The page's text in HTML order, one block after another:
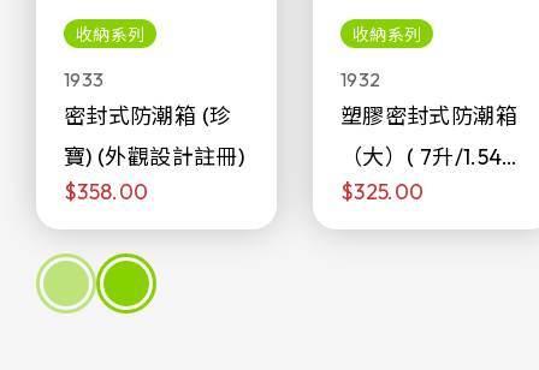
收納系列
1933
密封式防潮箱 (珍
寶) (外觀設計註冊)
$358.00
收納系列
1932
塑膠密封式防潮箱
（大）( 7升/1.54加
侖)
$325.00